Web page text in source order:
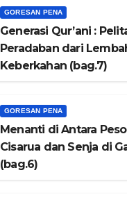
GORESAN PENA
Generasi Qur’ani :
Peradaban dari
Keberkahan (bag.7)
GORESAN PENA
Menanti di Antara
Cisarua dan Senja di
(bag.6)